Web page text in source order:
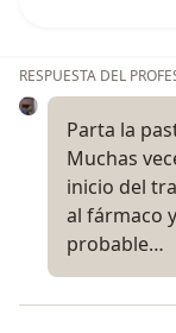
RESPUESTA DEL
Parta la
Muchas
inicio del
al fármaco
probable…